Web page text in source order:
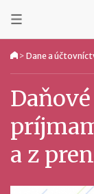
> Dane a
a z